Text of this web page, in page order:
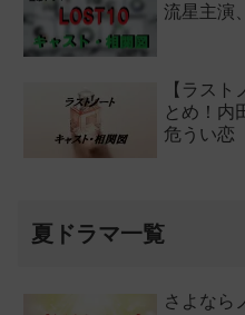
流星主演
【ラス
とめ！内
危うい恋
夏ドラマ一覧
さよなら